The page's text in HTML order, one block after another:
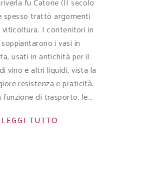
fu Catone (II secolo
spesso trattò argomenti
I contenitori in
i vasi in
usati in antichità per il
vino e altri liquidi, vista la
resistenza e praticità.
funzione di trasporto, le
LEGGI TUTTO